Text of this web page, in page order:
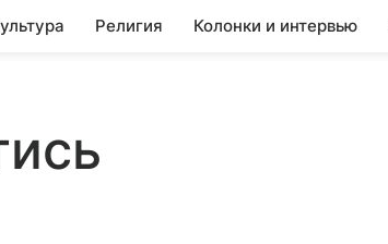
Религия Колонки и интервью